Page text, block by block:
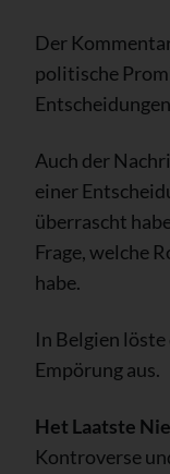
Der
politische
Auch der
einer
überrascht
Frage, welche
habe.
In Belgien
Empörung aus.
Het Laatste
Kontroverse